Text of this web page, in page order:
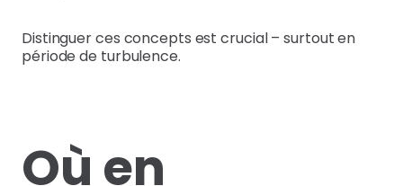
Distinguer ces concepts est crucial – surtout en
période de turbulence.
Où en